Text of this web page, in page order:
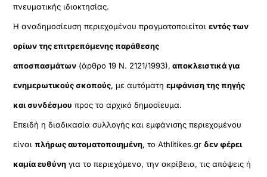
πνευματικής ιδιοκτησίας.
Η αναδημοσίευση περιεχομένου πραγματοποιείταιεντός των
ορίων της επιτρεπόμενης παράθεσης
αποσπασμάτων (άρθρο 19 Ν. 2121/1993), αποκλειστικά για
ενημερωτικούς σκοπούς, με αυτόματηεμφάνιση της πηγής
και συνδέσμου προς το αρχικό δημοσίευμα.
Επειδή η διαδικασία συλλογής και εμφάνισης περιεχομένου
είναιπλήρως αυτοματοποιημένη, το Athlitikes.gr δεν φέρει
καμία ευθύνη για το περιεχόμενο, την ακρίβεια, τις απόψεις ή